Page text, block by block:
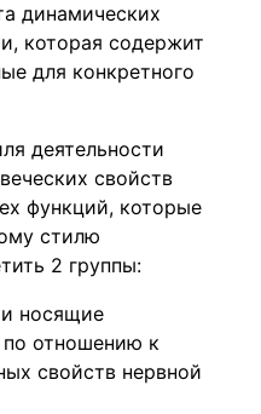
динамических
которая содержит
для конкретного
деятельности
свойств
функций, которые
стилю
2 группы:
носящие
отношению к
свойств нервной